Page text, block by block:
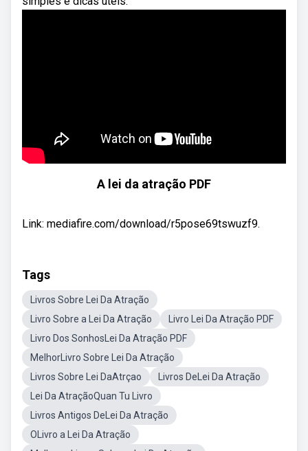
A lei da atração PDF
Link: mediafire.com/download/r5pose69tswuzf9.
Tags
Livros Sobre Lei Da Atração
Livro Sobre a Lei Da Atração
Livro Lei Da Atração PDF
Livro Dos SonhosLei Da Atração PDF
MelhorLivro Sobre Lei Da Atração
Livros Sobre Lei DaAtrçao
Livros DeLei Da Atração
Lei Da AtraçãoQuan Tu Livro
Livros Antigos DeLei Da Atração
OLivro a Lei Da Atração